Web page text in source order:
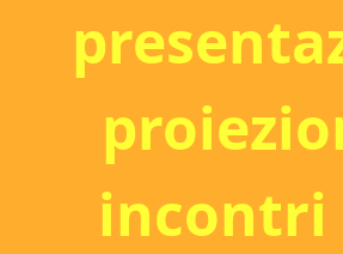
incontri